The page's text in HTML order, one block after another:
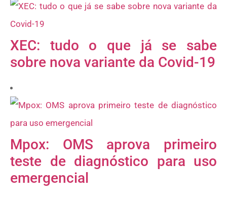
XEC: tudo o que já se sabe
sobre nova variante da Covid-19
Mpox: OMS aprova primeiro
teste de diagnóstico para uso
emergencial